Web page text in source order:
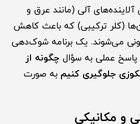
آلی (مانند عرق و
(کلر ترکیبی) که باعث کاهش
می‌شوند. یک برنامه شوک‌دهی
عملی به سؤال چگونه از
جلوگیری کنیم به صورت